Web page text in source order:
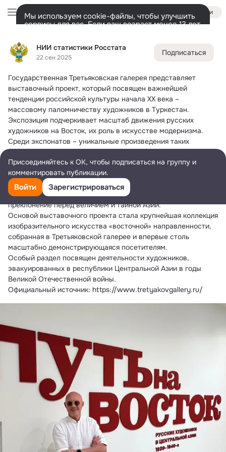
НИИ статистики Росстата
22 сен 2025
Подписаться
Государственная Третьяковская галерея представляет
выставочный проект, который посвящен важнейшей
тенденции российской культуры начала XX века –
массовому паломничеству художников в Туркестан.
Экспозиция подчеркивает масштаб движения русских
художников на Восток, их роль в искусстве модернизма.
Среди экспонатов – уникальные произведения таких
выдающихся мастеров, как Павел Кузнецов, Беатриса
Сандомирская, Александр Волков, Кузьма Петров-Водкин,
Александр Самохвалов, Михаил Курзин и многих других.
У живописцев, графиков, скульпторов были разные задачи,
но общая цель – авангардистов и неоклассиков объединяло
преклонение перед величием и тайной Азии.
Основой выставочного проекта стала крупнейшая коллекция
изобразительного искусства «восточной» направленности,
собранная в Третьяковской галерее и впервые столь
масштабно демонстрирующаяся посетителям.
Особый раздел посвящен деятельности художников,
эвакуированных в республики Центральной Азии в годы
Великой Отечественной войны.
Официальный источник: https://www.tretyakovgallery.ru/
Войти
Мы используем cookie-файлы, чтобы улучшить
сервисы для вас. Если ваш возраст менее 13 лет,
Разрешить все
Лента Участники Ещё
Дополнительная
колонка
Всё127 Обсуждаемые
Присоединяйтесь к ОК, чтобы подписаться на группу и
комментировать публикации.
Войти Зарегистрироваться